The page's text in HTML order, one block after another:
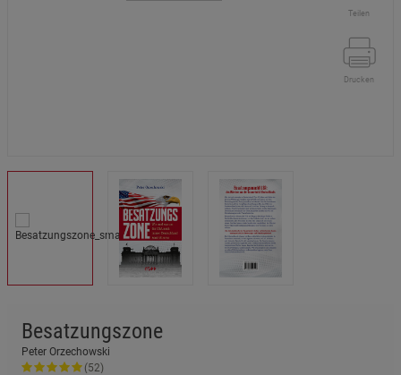
Teilen
Drucken
Besatzungszone
Peter Orzechowski
(52)